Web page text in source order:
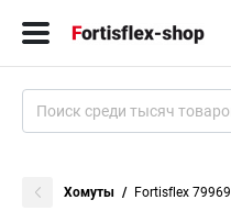
Хомуты Fortisflex 79969